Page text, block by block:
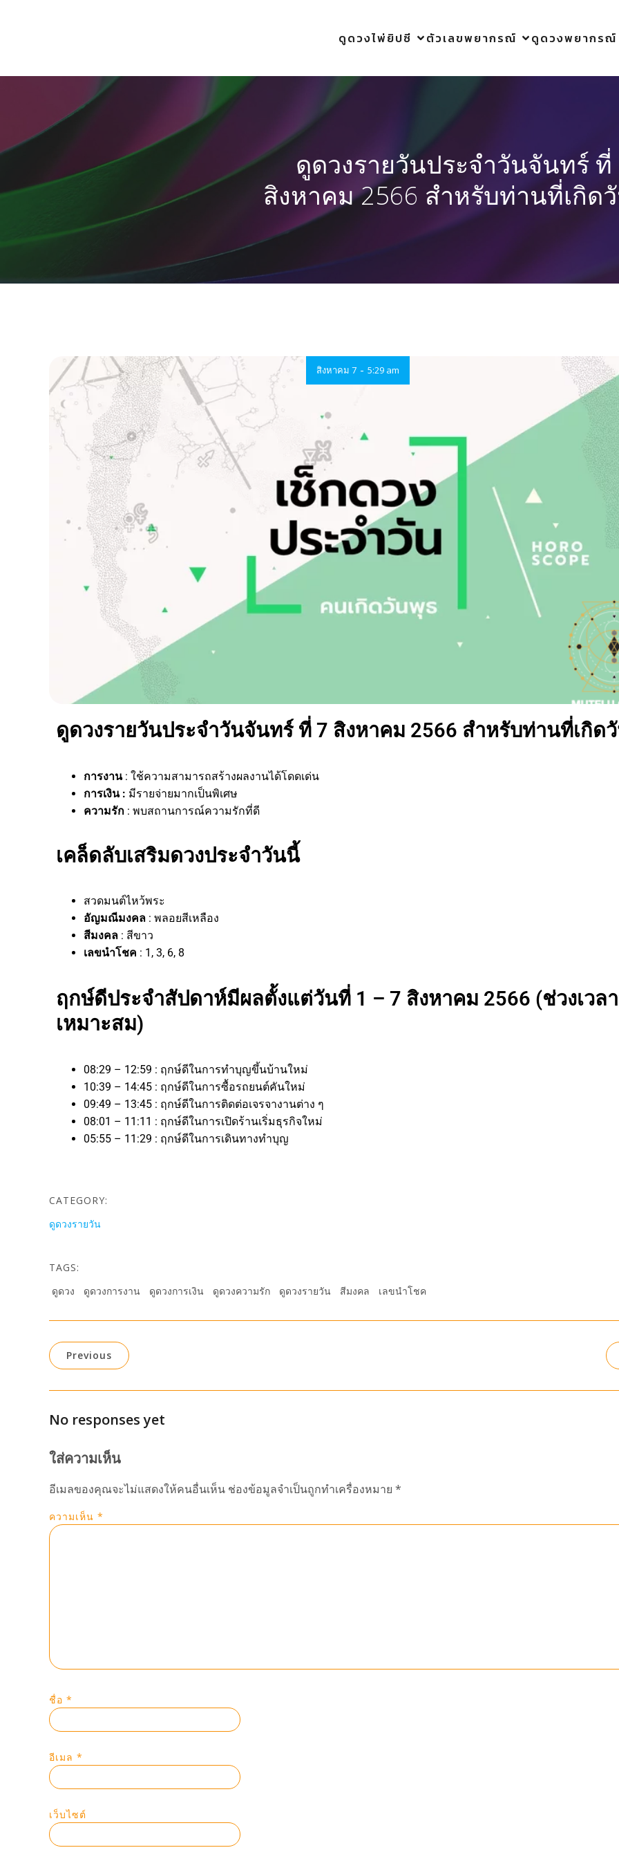
ดูดวงไพ่ยิปซี ตัวเลขพยากรณ์ ดูดวงพยากรณ์
ดูดวงรายวันประจำวันจันทร์ ที่
สิงหาคม 2566 สำหรับท่านที่เกิด
สิงหาคม 7 - 5:29 am
ดูดวงรายวันประจำวันจันทร์ ที่ 7 สิงหาคม 2566 สำหรับท่านที่เกิด
การงาน : ใช้ความสามารถสร้างผลงานได้โดดเด่น
การเงิน : มีรายจ่ายมากเป็นพิเศษ
ความรัก : พบสถานการณ์ความรักที่ดี
เคล็ดลับเสริมดวงประจำวันนี้
สวดมนต์ไหว้พระ
อัญมณีมงคล : พลอยสีเหลือง
สีมงคล : สีขาว
เลขนำโชค : 1, 3, 6, 8
ฤกษ์ดีประจำสัปดาห์มีผลตั้งแต่วันที่ 1 – 7 สิงหาคม 2566 (ช่วงเวล
เหมาะสม)
08:29 – 12:59 : ฤกษ์ดีในการทำบุญขึ้นบ้านใหม่
10:39 – 14:45 : ฤกษ์ดีในการซื้อรถยนต์คันใหม่
09:49 – 13:45 : ฤกษ์ดีในการติดต่อเจรจางานต่าง ๆ
08:01 – 11:11 : ฤกษ์ดีในการเปิดร้านเริ่มธุรกิจใหม่
05:55 – 11:29 : ฤกษ์ดีในการเดินทางทำบุญ
CATEGORY:
ดูดวงรายวัน
TAGS:
ดูดวง
ดูดวงการงาน ดูดวงการเงิน ดูดวงความรัก ดูดวงรายวัน สีมงคล เลขนำโชค
Previous
No responses yet
ใส่ความเห็น
อีเมลของคุณจะไม่แสดงให้คนอื่นเห็น ช่องข้อมูลจำเป็นถูกทำเครื่องหมาย *
ความเห็น *
ชื่อ *
อีเมล *
เว็บไซต์